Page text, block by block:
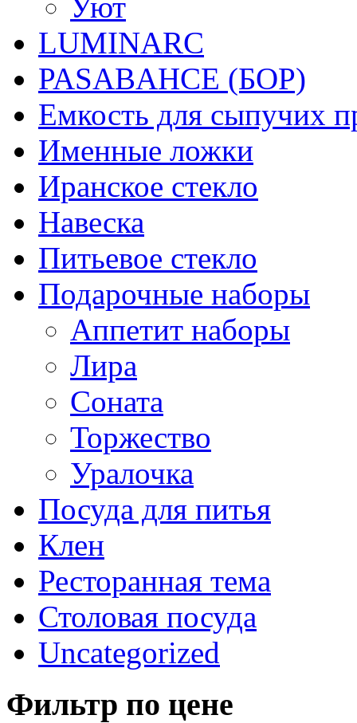
LUMINARC
PASABAHCE (БОР)
Емкость для сыпучих
Именные ложки
Иранское стекло
Навеска
Питьевое стекло
Подарочные наборы
Аппетит наборы
Лира
Соната
Торжество
Уралочка
Посуда для питья
Клен
Ресторанная тема
Столовая посуда
Uncategorized
Фильтр по цене